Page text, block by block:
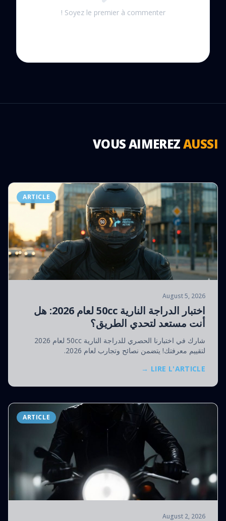
Soyez le premier à commenter !
VOUS AIMEREZAUSSI
ARTICLE
August 5, 2026
اختبار الدراجة النارية 50cc لعام 2026: هل
أنت مستعد لتحدي الطريق؟
شارك في اختبارنا الحصري للدراجة النارية 50cc لعام 2026
لتقييم معرفتك! يتضمن نصائح وتجارب لعام 2026.
LIRE L'ARTICLE →
ARTICLE
August 2, 2026